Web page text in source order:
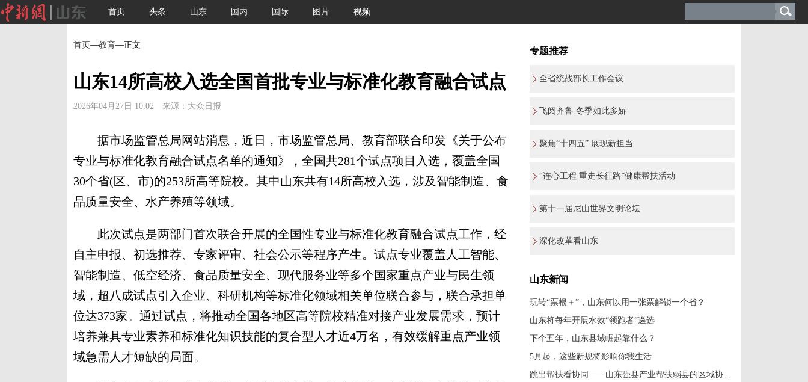
首页 头条 山东 国内 国际 图片 视频
首页—教育—正文
山东14所高校入选全国首批专业与标准化教育融合试点
2026年04月27日 10:02 来源：大众日报
据市场监管总局网站消息，近日，市场监管总局、教育部联合印发《关于公布
专业与标准化教育融合试点名单的通知》，全国共281个试点项目入选，覆盖全国
30个省(区、市)的253所高等院校。其中山东共有14所高校入选，涉及智能制造、食
品质量安全、水产养殖等领域。
此次试点是两部门首次联合开展的全国性专业与标准化教育融合试点工作，经
自主申报、初选推荐、专家评审、社会公示等程序产生。试点专业覆盖人工智能、
智能制造、低空经济、食品质量安全、现代服务业等多个国家重点产业与民生领
域，超八成试点引入企业、科研机构等标准化领域相关单位联合参与，联合承担单
位达373家。通过试点，将推动全国各地区高等院校精准对接产业发展需求，预计
培养兼具专业素养和标准化知识技能的复合型人才近4万名，有效缓解重点产业领
域急需人才短缺的局面。
专题推荐
全省统战部长工作会议
飞阅齐鲁·冬季如此多娇
聚焦“十四五” 展现新担当
“连心工程 重走长征路”健康帮扶活动
第十一届尼山世界文明论坛
深化改革看山东
山东新闻
玩转“票根＋”，山东何以用一张票解锁一个省？
山东将每年开展水效“领跑者”遴选
下个五年，山东县域崛起靠什么？
5月起，这些新规将影响你我生活
跳出帮扶看协同——山东强县产业帮扶弱县的区域协同观察